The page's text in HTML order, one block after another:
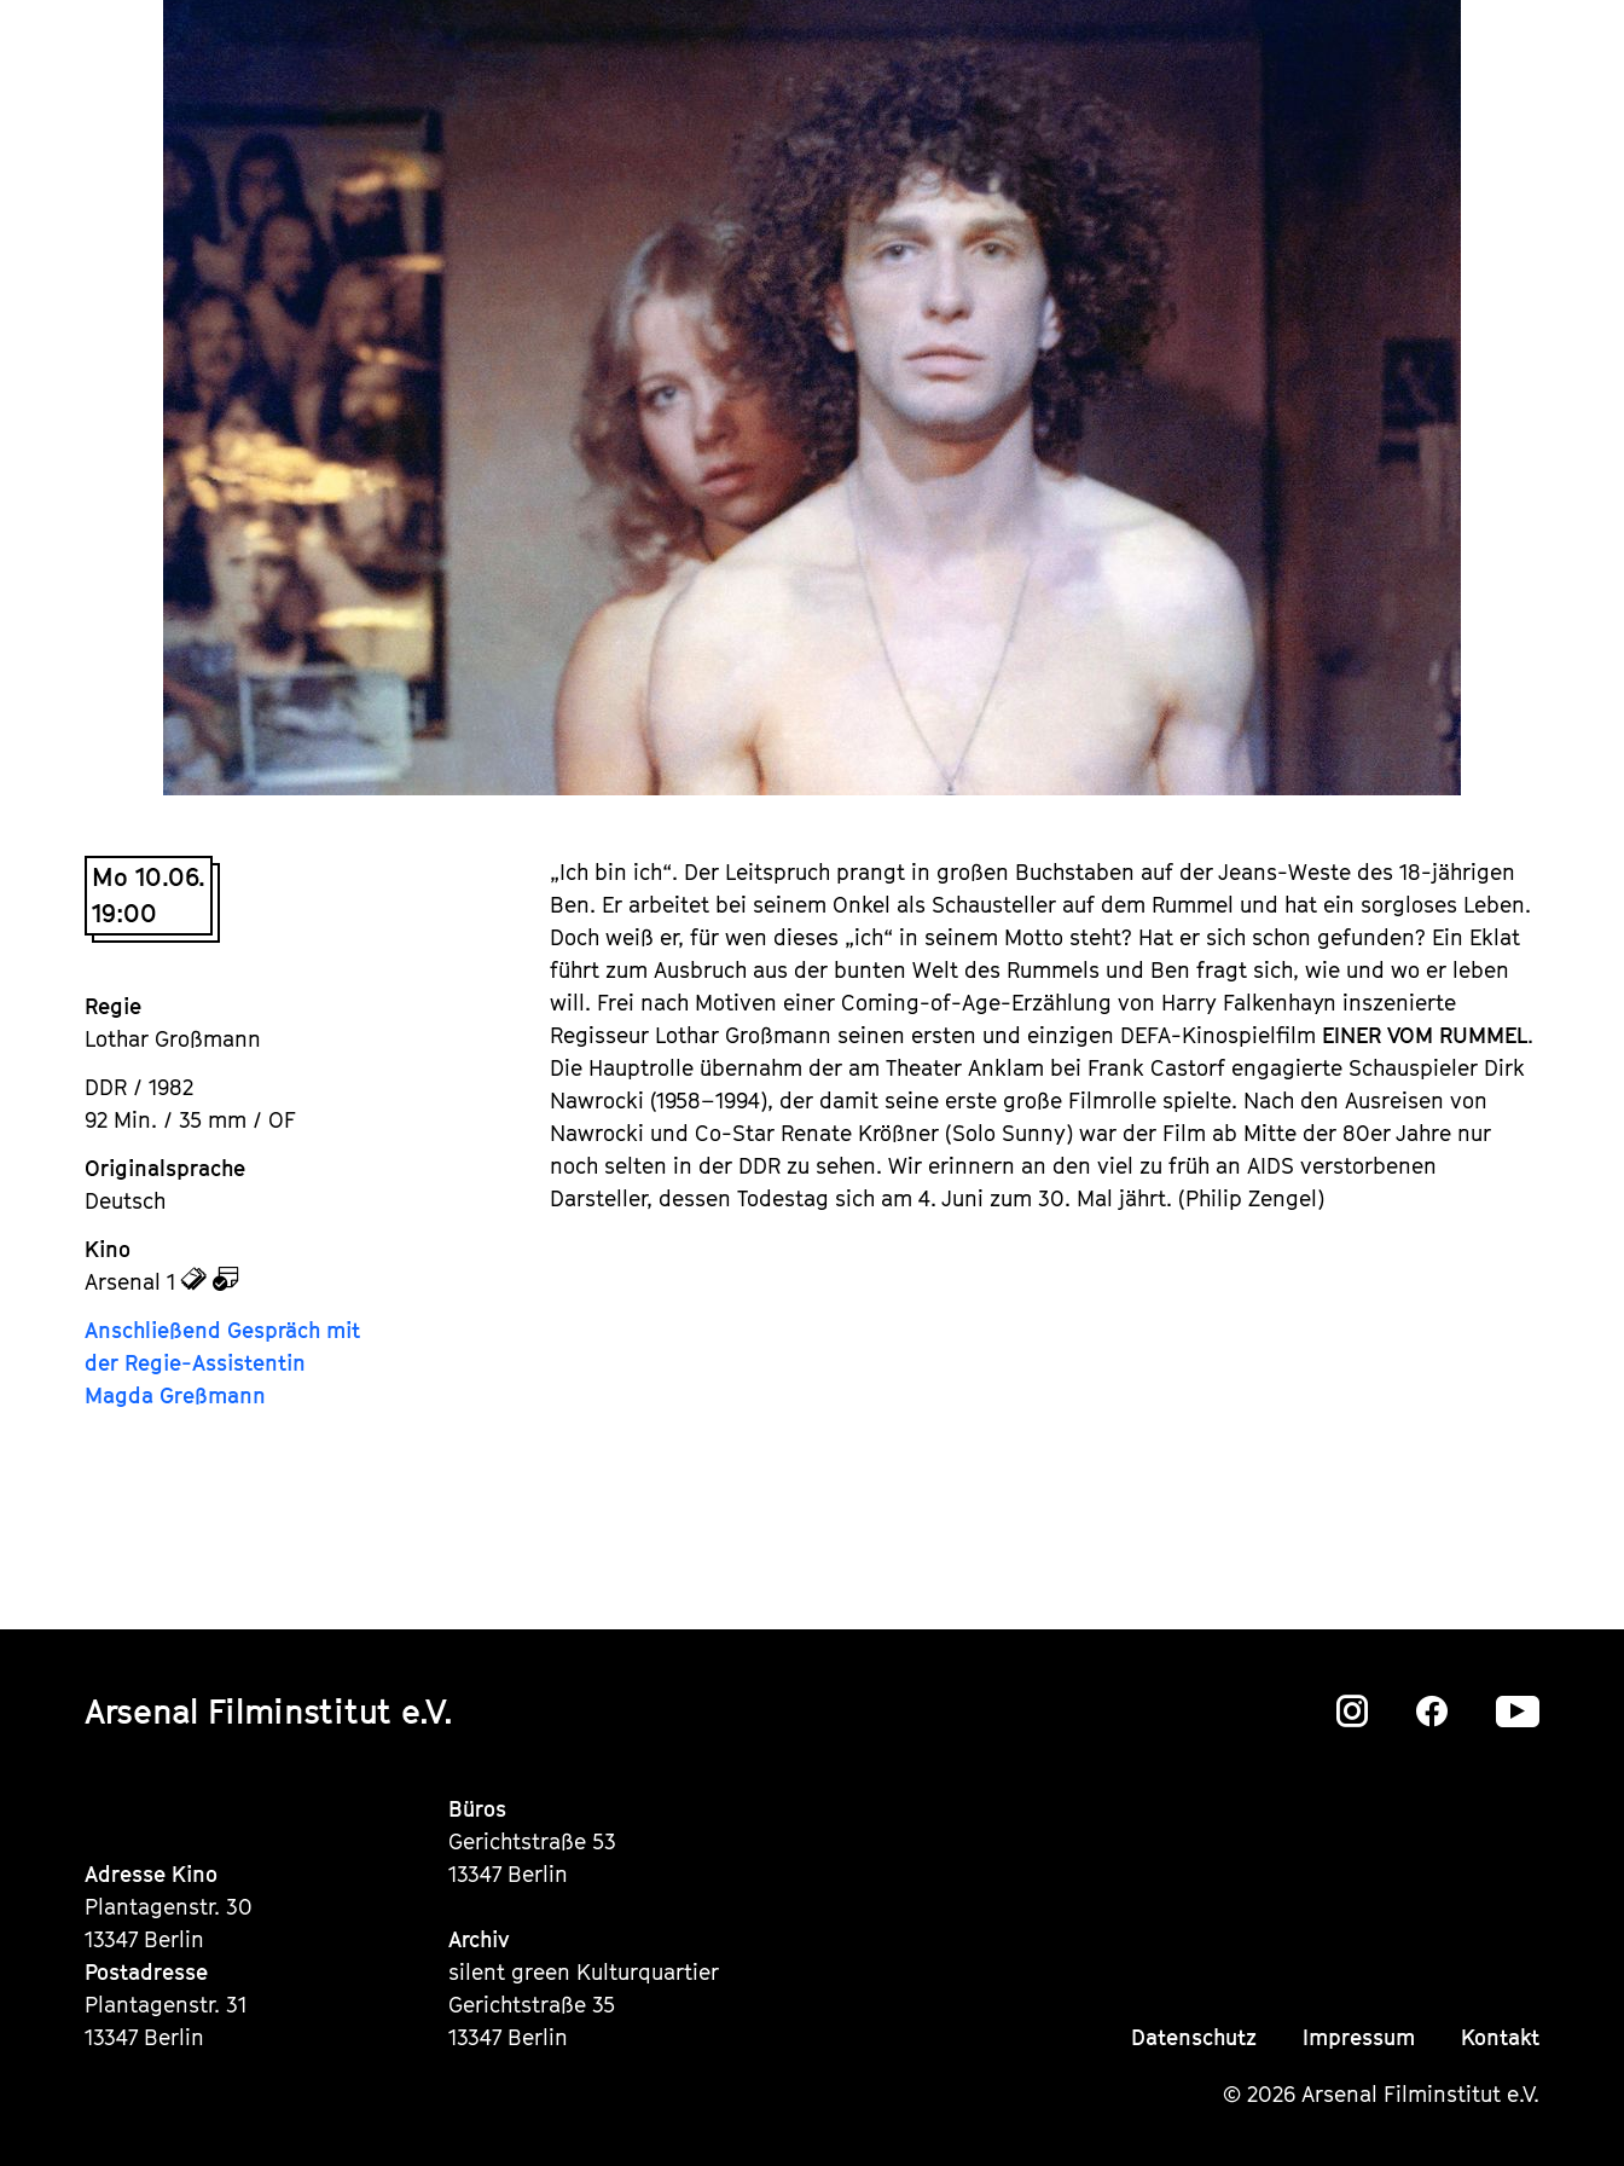
Mo 10.06.
19:00
Regie
Lothar Großmann
DDR / 1982
92 Min. / 35 mm / OF
Originalsprache
Deutsch
Kino
Arsenal 1
zu
TicketsKalender
Anschließend Gespräch mit
der Regie-Assistentin
Magda Greßmann
„Ich bin ich“. Der Leitspruch prangt in großen Buchstaben auf der Jeans-Weste des 18-jährigen
Ben. Er arbeitet bei seinem Onkel als Schausteller auf dem Rummel und hat ein sorgloses Leben.
Doch weiß er, für wen dieses „ich“ in seinem Motto steht? Hat er sich schon gefunden? Ein Eklat
führt zum Ausbruch aus der bunten Welt des Rummels und Ben fragt sich, wie und wo er leben
will. Frei nach Motiven einer Coming-of-Age-Erzählung von Harry Falkenhayn inszenierte
Regisseur Lothar Großmann seinen ersten und einzigen DEFA-Kinospielfilm EINER VOM RUMMEL.
Die Hauptrolle übernahm der am Theater Anklam bei Frank Castorf engagierte Schauspieler Dirk
Nawrocki (1958–1994), der damit seine erste große Filmrolle spielte. Nach den Ausreisen von
Nawrocki und Co-Star Renate Krößner (Solo Sunny) war der Film ab Mitte der 80er Jahre nur
noch selten in der DDR zu sehen. Wir erinnern an den viel zu früh an AIDS verstorbenen
Darsteller, dessen Todestag sich am 4. Juni zum 30. Mal jährt. (Philip Zengel)
Arsenal Filminstitut e.V.
Zu
Zu
Zu
Adresse Kino
Plantagenstr. 30
13347 Berlin
Postadresse
Plantagenstr. 31
13347 Berlin
Büros
Gerichtstraße 53
13347 Berlin
Archiv
silent green Kulturquartier
Gerichtstraße 35
13347 Berlin
Datenschutz Impressum Kontakt
© 2026 Arsenal Filminstitut e.V.